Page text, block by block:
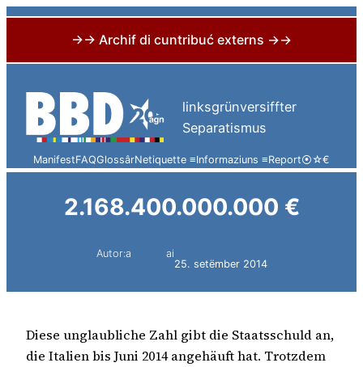
→→ Archif di cuntribuć externs →→
content
linksgrünversiffter
Separatismus
ManifestFAQGlossârNetiquette ≡Informaziuns ≡Report⦿☆€
2.168.400.000.000 €
Autor:a
ai
25. setëmber 2014
Diese unglaubliche Zahl gibt die Staatsschuld an,
die Italien bis Juni 2014 angehäuft hat. Trotzdem